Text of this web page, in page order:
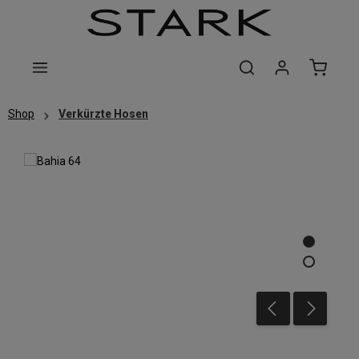
Zum Hauptinhalt springen
Shop Verkürzte Hosen